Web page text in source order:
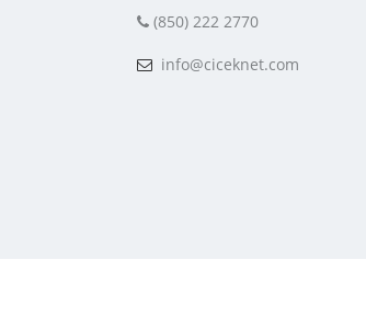
(850) 222 2770
info@ciceknet.com